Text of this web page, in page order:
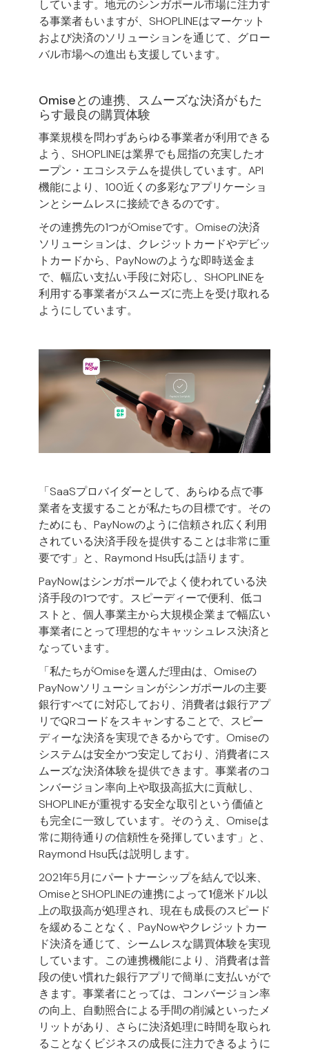
しています。地元のシンガポール市場に注力す
る事業者もいますが、SHOPLINEはマーケット
および決済のソリューションを通じて、 グロー
バル市場への進出 も支援しています。
Omiseとの連携、スムーズな決済がもた
らす最良の購買体験
事業規模を問わずあらゆる事業者が利用できる
よう、SHOPLINEは業界でも屈指の充実したオ
ープン・エコシステムを提供しています。API
機能により、100近くの多彩なアプリケーショ
ンとシームレスに接続できるのです。
その連携先の1つがOmiseです。Omiseの決済
ソリューションは、クレジットカードやデビッ
トカードから、PayNowのような即時送金ま
で、幅広い支払い手段に対応し、SHOPLINEを
利用する事業者がスムーズに売上を受け取れる
ようにしています。
「SaaSプロバイダーとして、あらゆる点で事
業者を支援することが私たちの目標です。その
ためにも、PayNowのように信頼され広く利用
されている決済手段を提供することは非常に重
要です」と、Raymond Hsu氏は語ります。
PayNowはシンガポールでよく使われている決
済手段の1つです。スピーディーで便利、低コ
ストと、個人事業主から大規模企業まで幅広い
事業者にとって理想的なキャッシュレス決済と
なっています。
「私たちがOmiseを選んだ理由は、Omiseの
PayNowソリューションがシンガポールの主要
銀行すべてに対応しており、消費者は銀行アプ
リでQRコードをスキャンすることで、スピー
ディーな決済を実現できるからです。Omiseの
システムは安全かつ安定しており、消費者にス
ムーズな決済体験を提供できます。事業者のコ
ンバージョン率向上や取扱高拡大に貢献し、
SHOPLINEが重視する安全な取引という価値と
も完全に一致しています。そのうえ、Omiseは
常に期待通りの信頼性を発揮しています」と、
Raymond Hsu氏は説明します。
2021年5月にパートナーシップを結んで以来、
OmiseとSHOPLINEの連携によって1億米ドル以
上の取扱高が処理され、現在も成長のスピード
を緩めることなく、PayNowやクレジットカー
ド決済を通じて、 シームレスな購買体験を実現
しています。この連携機能により、消費者は普
段の使い慣れた銀行アプリで簡単に支払いがで
きます。事業者にとっては、コンバージョン率
の向上、自動照合による手間の削減といったメ
リットがあり、さらに決済処理に時間を取られ
ることなくビジネスの成長に注力できるように